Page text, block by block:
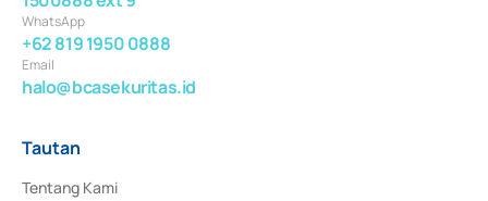
WhatsApp
+62 819 1950 0888
Email
halo@bcasekuritas.id
Tautan
Tentang Kami